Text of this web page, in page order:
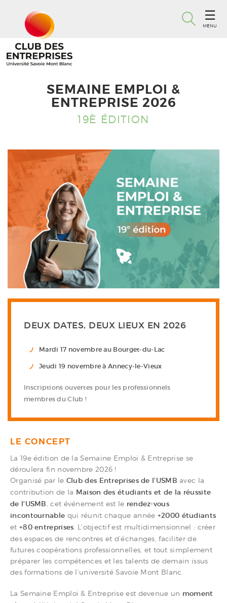
MENU
SEMAINE EMPLOI &
ENTREPRISE 2026
19È ÉDITION
DEUX DATES, DEUX LIEUX EN 2026
Mardi 17 novembre au Bourget-du-Lac
Jeudi 19 novembre à Annecy-le-Vieux
Inscriptions ouvertes pour les professionnels
membres du Club !
LE CONCEPT
La 19e édition de la Semaine Emploi & Entreprise se
déroulera fin novembre 2026 !
Organisé par le Club des Entreprises de l’USMB avec la
contribution de la Maison des étudiants et de la réussite
de l’USMB , cet événement est le rendez-vous
incontournable qui réunit chaque année +2000 étudiants
et +80 entreprises . L’objectif est multidimensionnel : créer
des espaces de rencontres et d’échanges, faciliter de
futures coopérations professionnelles, et tout simplement
préparer les compétences et les talents de demain issus
des formations de l’université Savoie Mont Blanc.
La Semaine Emploi & Entreprise est devenue un moment